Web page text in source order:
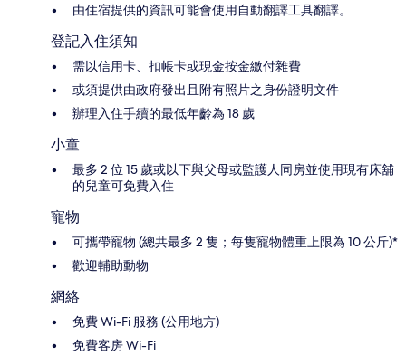
由住宿提供的資訊可能會使用自動翻譯工具翻譯。
登記入住須知
需以信用卡、扣帳卡或現金按金繳付雜費
或須提供由政府發出且附有照片之身份證明文件
辦理入住手續的最低年齡為 18 歲
小童
最多 2 位 15 歲或以下與父母或監護人同房並使用現有床舖
的兒童可免費入住
寵物
可攜帶寵物 (總共最多 2 隻；每隻寵物體重上限為 10 公斤)*
歡迎輔助動物
網絡
免費 Wi-Fi 服務 (公用地方)
免費客房 Wi-Fi